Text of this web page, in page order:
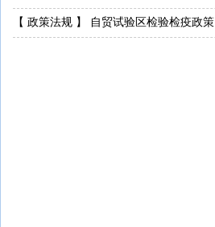
【 政策法规 】 自贸试验区检验检疫政策